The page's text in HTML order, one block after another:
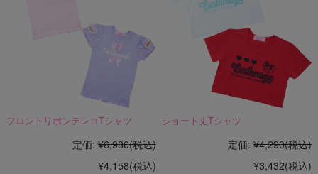
フロントリボンテレコTシャツ
定価: ¥6,930(税込)
¥4,158(税込)
ショート丈Tシャツ
定価: ¥4,290(税込)
¥3,432(税込)